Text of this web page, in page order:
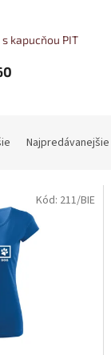
kapucňou PIT
Najpredávanejšie
Kód: 211/BIE